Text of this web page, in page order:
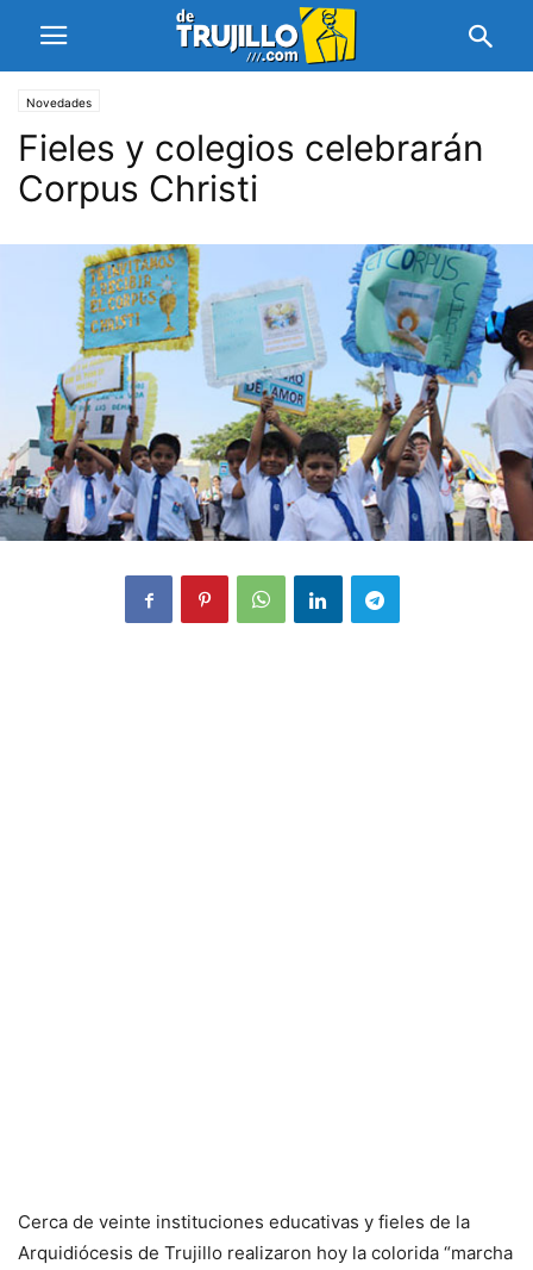
Novedades
Fieles y colegios celebrarán
Corpus Christi
Cerca de veinte instituciones educativas y fieles de la
Arquidiócesis de Trujillo realizaron hoy la colorida “marcha